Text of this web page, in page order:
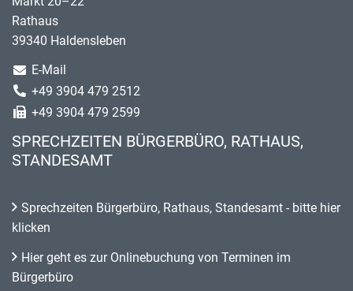
Rathaus
39340 Haldensleben
E-Mail
+49 3904 479 2512
+49 3904 479 2599
SPRECHZEITEN BÜRGERBÜRO, RATHAUS,
STANDESAMT
Sprechzeiten Bürgerbüro, Rathaus, Standesamt - bitte hier
klicken
Hier geht es zur Onlinebuchung von Terminen im
Bürgerbüro